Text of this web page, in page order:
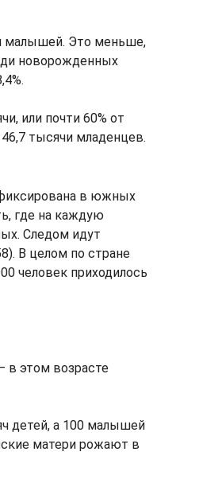
малышей. Это меньше,
новорожденных
или почти 60% от
тысячи младенцев.
в южных
где на каждую
Следом идут
В целом по стране
человек приходилось
в этом возрасте
детей, а 100 малышей
матери рожают в